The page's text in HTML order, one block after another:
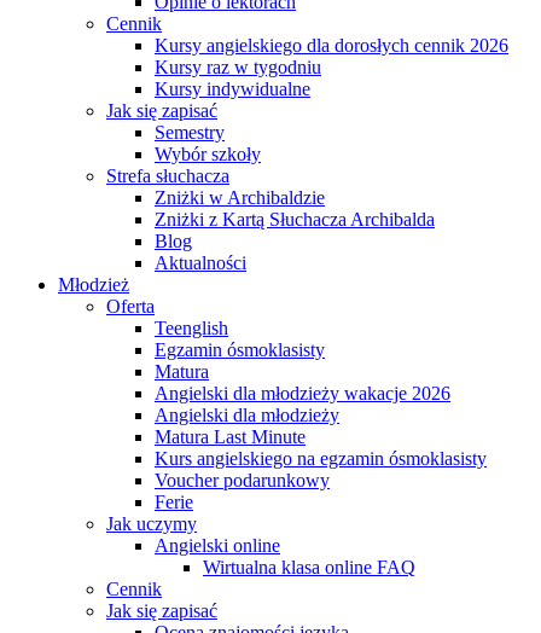
Cennik
Kursy angielskiego dla dorosłych cennik 2026
Kursy raz w tygodniu
Kursy indywidualne
Jak się zapisać
Semestry
Wybór szkoły
Strefa słuchacza
Zniżki w Archibaldzie
Zniżki z Kartą Słuchacza Archibalda
Blog
Aktualności
Młodzież
Oferta
Teenglish
Egzamin ósmoklasisty
Matura
Angielski dla młodzieży wakacje 2026
Angielski dla młodzieży
Matura Last Minute
Kurs angielskiego na egzamin ósmoklasisty
Voucher podarunkowy
Ferie
Jak uczymy
Angielski online
Wirtualna klasa online FAQ
Cennik
Jak się zapisać